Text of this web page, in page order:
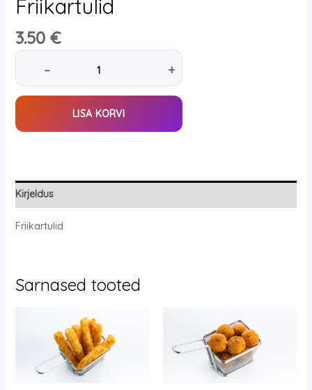
Friikartulid
3.50 €
– +
LISA KORVI
Kirjeldus
Friikartulid
Sarnased tooted